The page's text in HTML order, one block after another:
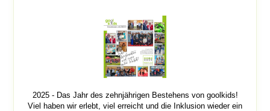
2025 - Das Jahr des zehnjährigen Bestehens von goolkids!
Viel haben wir erlebt, viel erreicht und die Inklusion wieder ein